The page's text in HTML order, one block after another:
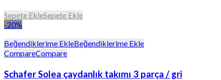
Sepete EkleSepete Ekle
-20%
Beğendiklerime EkleBeğendiklerime Ekle
CompareCompare
Schafer Solea çaydanlık takımı 3 parça / gri